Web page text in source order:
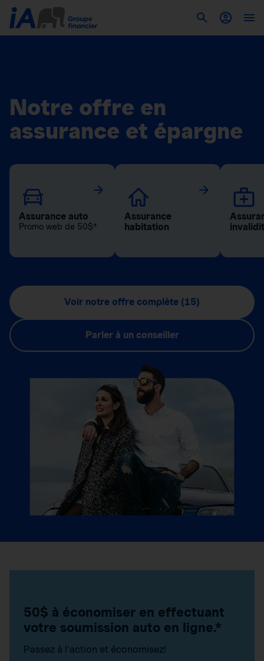
Notre offre en
assurance et épargne
Assurance auto
Promo web de 50$*
Assurance
habitation
Voir notre offre complète (15)
Parler à un conseiller
50$ à économiser en effectuant
votre soumission auto en ligne.*
Passez à l'action et économisez!